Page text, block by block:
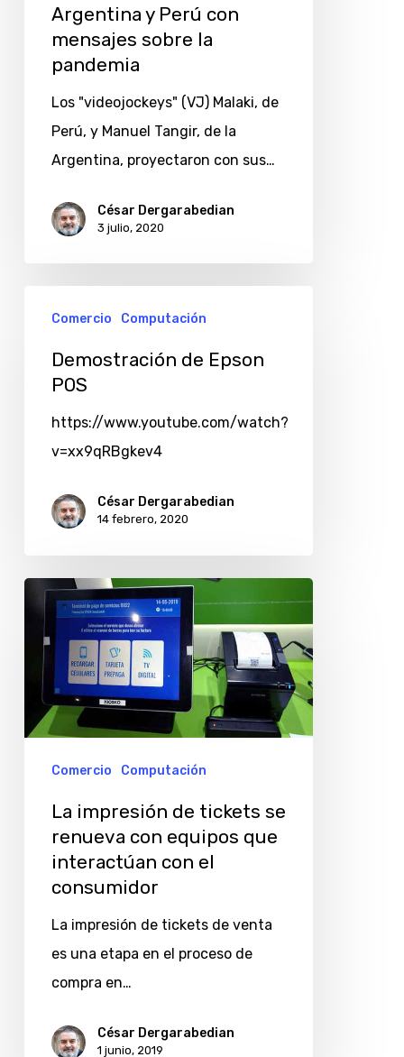
sobre
Argentina y Perú con
mensajes sobre la
pandemia
Los "videojockeys" (VJ) Malaki, de
Perú, y Manuel Tangir, de la
Argentina, proyectaron con sus…
César Dergarabedian
3 julio, 2020
Comercio Computación
Demostración de Epson
POS
https://www.youtube.com/watch?
v=xx9qRBgkev4
César Dergarabedian
14 febrero, 2020
impresión
tickets
renueva
interactúan
consumidor
Comercio Computación
La impresión de tickets se
renueva con equipos que
interactúan con el
consumidor
La impresión de tickets de venta
es una etapa en el proceso de
compra en…
César Dergarabedian
1 junio, 2019